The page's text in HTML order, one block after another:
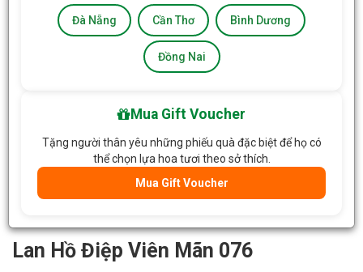
Lan Hồ Điệp Viên Mãn 076
Đà Nẵng Cần Thơ Bình Dương
Đồng Nai
Mua Gift Voucher
Tặng người thân yêu những phiếu quà đặc biệt để họ có
thể chọn lựa hoa tươi theo sở thích.
Mua Gift Voucher